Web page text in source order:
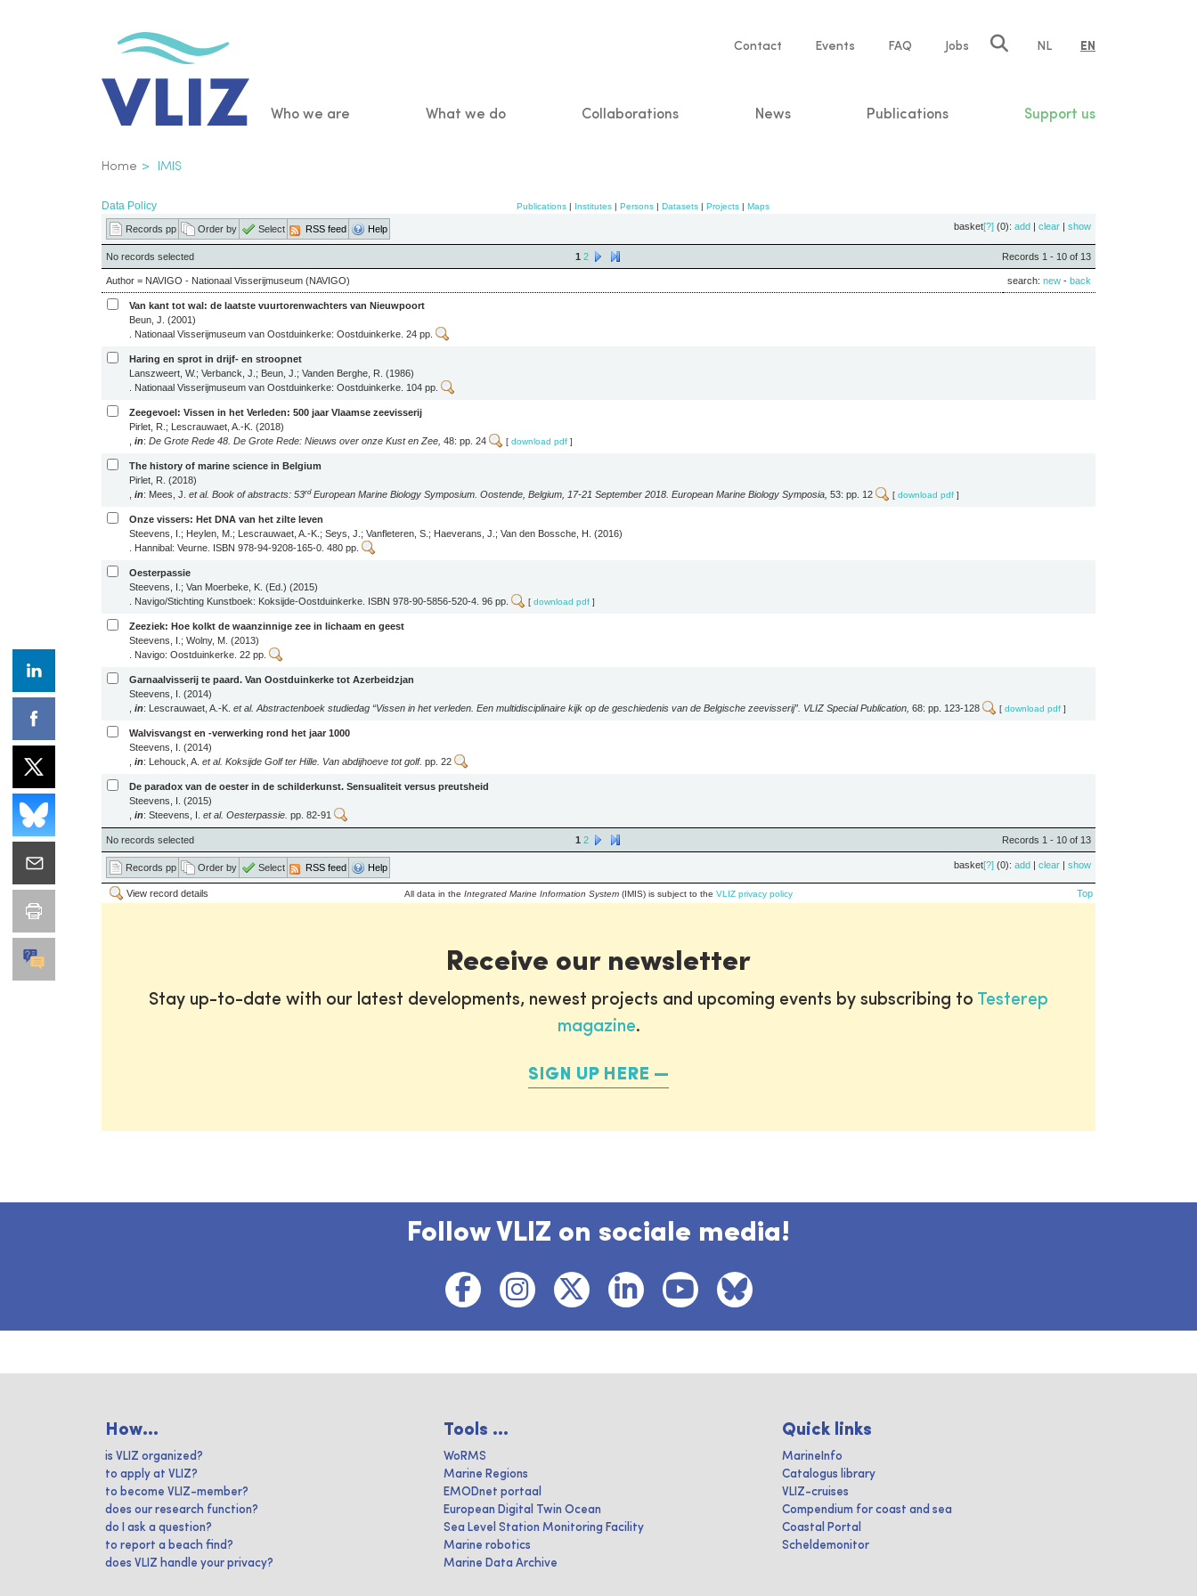
Service
Contact Events FAQ Jobs NL EN
Main
Who we are What we do Collaborations News Publications Support us
Breadcrumb
Home IMIS
Data Policy Publications | Institutes | Persons | Datasets | Projects | Maps
Records pp Order by Select RSS feed Help basket[?] (0): add | clear | show
No records selected 1 2 Records 1 - 10 of 13
Author = NAVIGO - Nationaal Visserijmuseum (NAVIGO) search: new - back
Van kant tot wal: de laatste vuurtorenwachters van Nieuwpoort
Beun, J. (2001)
. Nationaal Visserijmuseum van Oostduinkerke: Oostduinkerke. 24 pp.
Haring en sprot in drijf- en stroopnet
Lanszweert, W.; Verbanck, J.; Beun, J.; Vanden Berghe, R. (1986)
. Nationaal Visserijmuseum van Oostduinkerke: Oostduinkerke. 104 pp.
Zeegevoel: Vissen in het Verleden: 500 jaar Vlaamse zeevisserij
Pirlet, R.; Lescrauwaet, A.-K. (2018)
in: De Grote Rede 48. De Grote Rede: Nieuws over onze Kust en Zee, 48: pp. 24 [ download pdf ]
The history of marine science in Belgium
Pirlet, R. (2018)
in: Mees, J. et al. Book of abstracts: 53rdEuropean Marine Biology Symposium. Oostende, Belgium, 17-21 September 2018. European Marine Biology Symposia, 53: pp. 12 [ download pdf ]
Onze vissers: Het DNA van het zilte leven
Steevens, I.; Heylen, M.; Lescrauwaet, A.-K.; Seys, J.; Vanfleteren, S.; Haeverans, J.; Van den Bossche, H. (2016)
. Hannibal: Veurne. ISBN 978-94-9208-165-0. 480 pp.
Oesterpassie
Steevens, I.; Van Moerbeke, K. (Ed.) (2015)
. Navigo/Stichting Kunstboek: Koksijde-Oostduinkerke. ISBN 978-90-5856-520-4. 96 pp.
[ download pdf ]
Zeeziek: Hoe kolkt de waanzinnige zee in lichaam en geest
Steevens, I.; Wolny, M. (2013)
. Navigo: Oostduinkerke. 22 pp.
Garnaalvisserij te paard. Van Oostduinkerke tot Azerbeidzjan
Steevens, I. (2014)
in: Lescrauwaet, A.-K. et al. Abstractenboek studiedag “Vissen in het verleden. Een multidisciplinaire kijk op de geschiedenis van de Belgische zeevisserij”. VLIZ Special Publication, 68: pp. 123-128 [ download pdf ]
Walvisvangst en -verwerking rond het jaar 1000
Steevens, I. (2014)
in: Lehouck, A. et al. Koksijde Golf ter Hille. Van abdijhoeve tot golf. pp. 22
De paradox van de oester in de schilderkunst. Sensualiteit versus preutsheid
Steevens, I. (2015)
in: Steevens, I. et al. Oesterpassie. pp. 82-91
No records selected 1 2 Records 1 - 10 of 13
Records pp Order by Select RSS feed Help basket[?] (0): add | clear | show
View record details All data in the Integrated Marine Information System (IMIS) is subject to the VLIZ privacy policy Top
Receive our newsletter
Stay up-to-date with our latest developments, newest projects and upcoming events by subscribing to Testerep
magazine.
SIGN UP HERE
Follow VLIZ on sociale media!
How...
is VLIZ organized?
to apply at VLIZ?
to become VLIZ-member?
does our research function?
do I ask a question?
to report a beach find?
does VLIZ handle your privacy?
Tools ...
WoRMS
Marine Regions
EMODnet portaal
European Digital Twin Ocean
Sea Level Station Monitoring Facility
Marine robotics
Marine Data Archive
Quick links
MarineInfo
Catalogus library
VLIZ-cruises
Compendium for coast and sea
Coastal Portal
Scheldemonitor